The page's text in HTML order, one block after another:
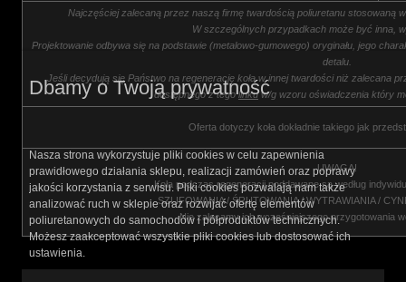
Najczęściej zalecaną przez naszą firmę twardością poliuretanu stosowaną
W szczególnych przypadkach może być inna,
Projektowanie odbywa się na podstawie (metalowo-gumowego) oryginału, jego
detalu.
Jeśli decydują się Państwo na regenerację koła w innej twardości niż zalecana
dostępnego z tegolinkuw/g wzoru oświadczenia który
Oferta dotyczy koła dokładnie takiego jak
UWAGA!
Koła podczas regeneracji poddawane są według
SZLIFOWANIA / ŚRUTOWANIA / WYTRAWIANIA /
Nie zalecamy ich wcześniejszego przygotowania
Dbamy o Twoją prywatność
Nasza strona wykorzystuje pliki cookies w celu zapewnienia
prawidłowego działania sklepu, realizacji zamówień oraz poprawy
jakości korzystania z serwisu. Pliki cookies pozwalają nam także
analizować ruch w sklepie oraz rozwijać ofertę elementów
poliuretanowych do samochodów i półproduktów technicznych.
Możesz zaakceptować wszystkie pliki cookies lub dostosować ich
ustawienia.